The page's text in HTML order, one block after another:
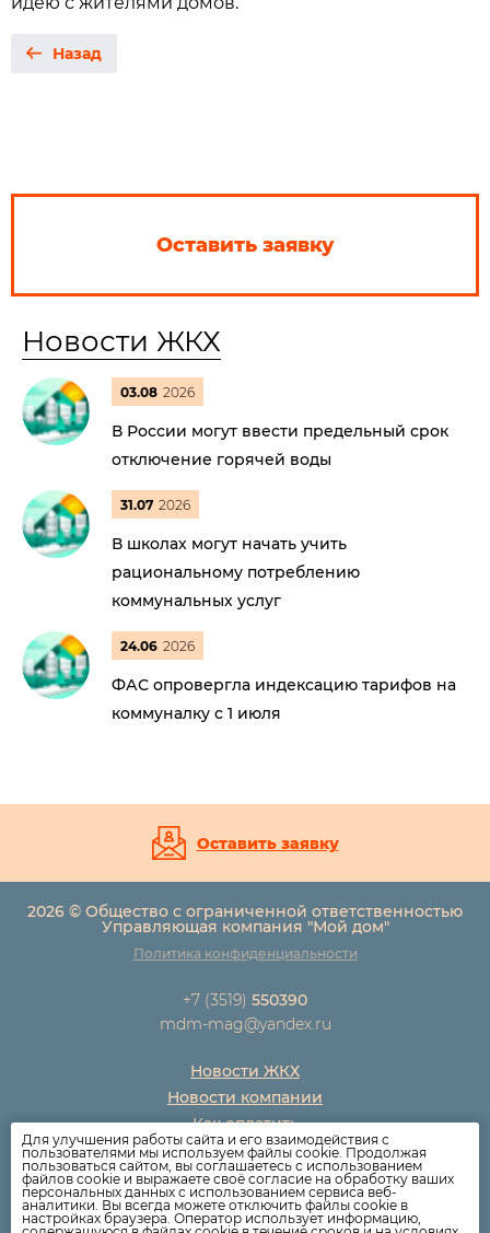
Назад
Оставить заявку
Новости ЖКХ
03.08 2026
В России могут ввести предельный срок
отключение горячей воды
31.07 2026
В школах могут начать учить
рациональному потреблению
коммунальных услуг
24.06 2026
ФАС опровергла индексацию тарифов на
коммуналку с 1 июля
Оставить заявку
2026 © Общество с ограниченной ответственностью
Управляющая компания "Мой дом"
Политика конфиденциальности
+7 (3519) 550390
mdm-mag@yandex.ru
Новости ЖКХ
Новости компании
Как оплатить
Дома
Раскрытие информации
Вопросы
Для улучшения работы сайта и его взаимодействия с
пользователями мы используем файлы cookie. Продолжая
пользоваться сайтом, вы соглашаетесь с использованием
файлов cookie и выражаете своё согласие на обработку ваших
персональных данных с использованием сервиса веб-
аналитики. Вы всегда можете отключить файлы cookie в
настройках браузера. Оператор использует информацию,